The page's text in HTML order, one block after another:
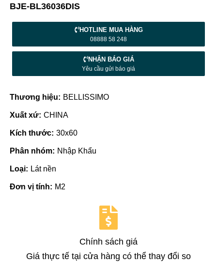
BJE-BL36036DIS
HOTLINE MUA HÀNG
08888 58 248
NHẬN BÁO GIÁ
Yêu cầu gửi báo giá
Thương hiệu: BELLISSIMO
Xuất xứ: CHINA
Kích thước: 30x60
Phân nhóm: Nhập Khẩu
Loại: Lát nền
Đơn vị tính: M2
Chính sách giá
Giá thực tế tại cửa hàng có thể thay đổi so